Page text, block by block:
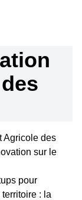
Agricole des
sur le
pour
: la